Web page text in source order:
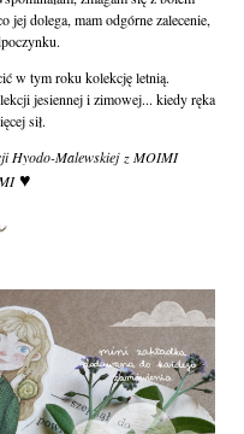
jej dolega, mam odgórne zalecenie,
w tym roku kolekcję letnią.
jesiennej i zimowej... kiedy ręka
sił.
Hyodo-Malewskiej z MOIMI
♥